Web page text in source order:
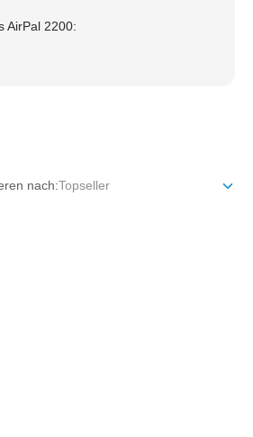
AirPal 2200:
nach: